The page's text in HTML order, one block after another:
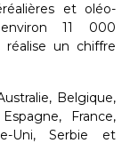
et oléo-
environ 11 000
un chiffre
Belgique,
France,
Uni, Serbie et